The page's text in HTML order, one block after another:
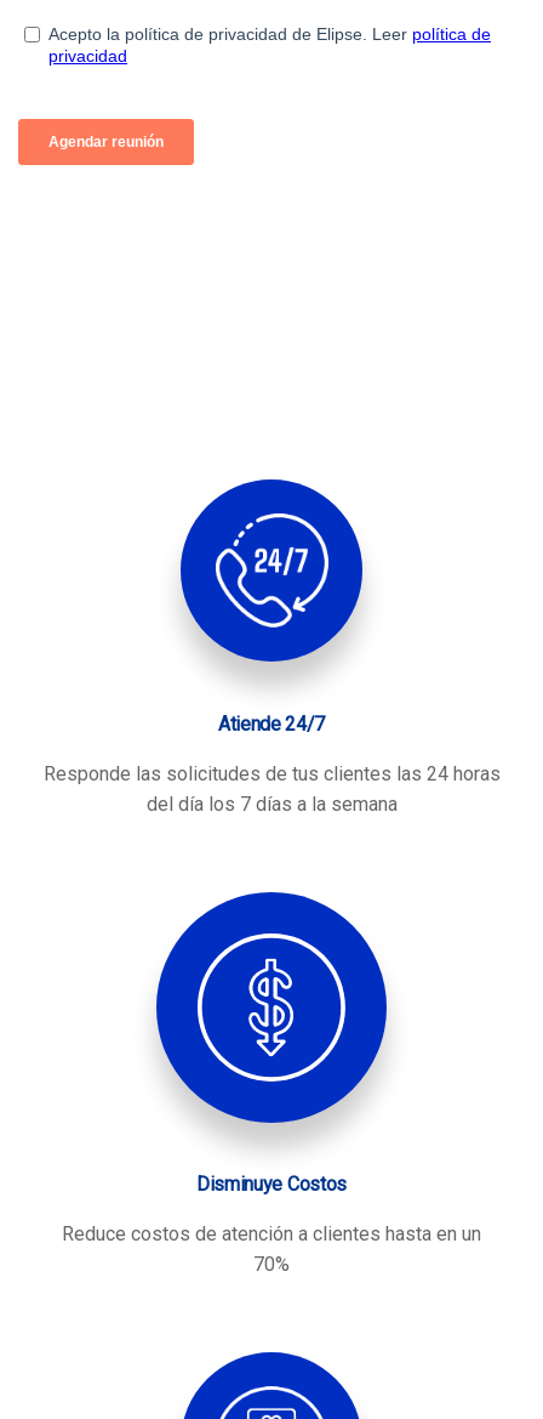
Atiende 24/7
Responde las solicitudes de tus clientes las 24 horas
del día los 7 días a la semana
Disminuye Costos
Reduce costos de atención a clientes hasta en un
70%